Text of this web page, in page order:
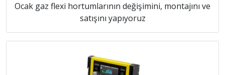
Ocak gaz flexi hortumlarının değişimini, montajını ve
satışını yapıyoruz